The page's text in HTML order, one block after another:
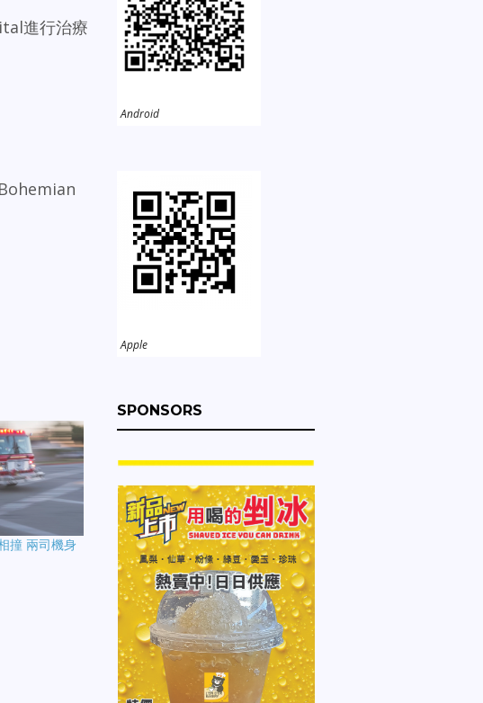
進行治療
撞 兩司機身
Android
Apple
SPONSORS